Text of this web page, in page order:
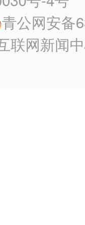
青公网安备
联网新闻